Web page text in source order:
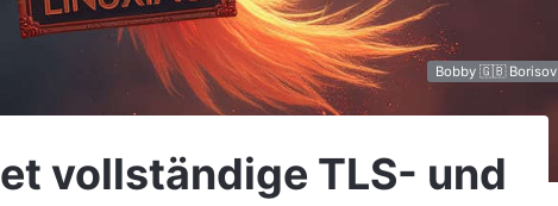
Bobby 🇬🇧 Borisov
vollständige TLS- und